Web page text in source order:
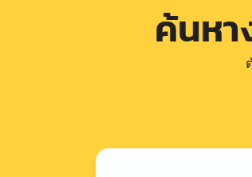
ค้นหา